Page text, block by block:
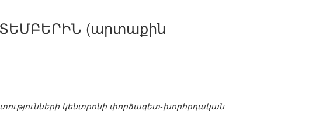
(արտաքին
կենտրոնի փորձագետ-խորհրդական